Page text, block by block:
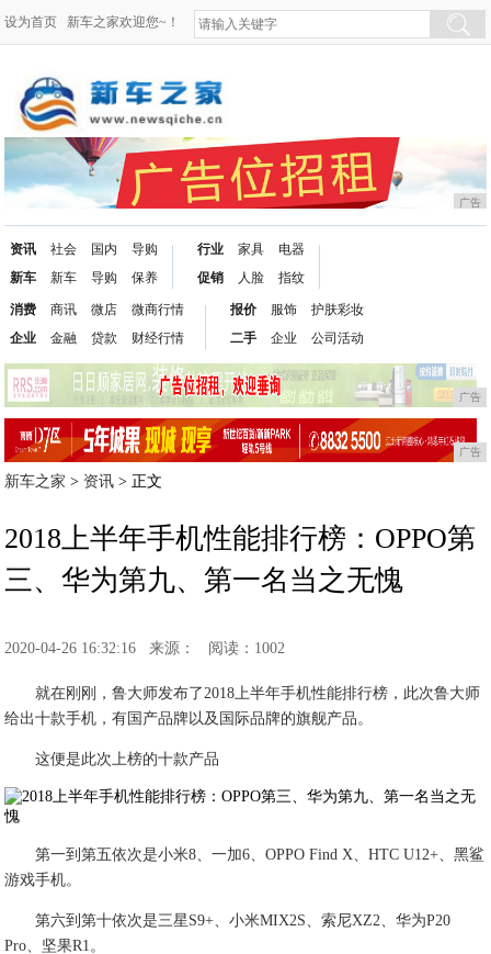
设为首页 新车之家欢迎您~！
广告
资讯
新车
社会
新车
国内
导购
导购
保养
行业
促销
家具
人脸
电器
指纹
消费
企业
商讯
金融
微店
贷款
微商行情
财经行情
报价
二手
服饰
企业
护肤彩妆
公司活动
广告
广告
新车之家 > 资讯 > 正文
2018上半年手机性能排行榜：OPPO第
三、华为第九、第一名当之无愧
2020-04-26 16:32:16 来源： 阅读：1002
就在刚刚，鲁大师发布了2018上半年手机性能排行榜，此次鲁大师
给出十款手机，有国产品牌以及国际品牌的旗舰产品。
这便是此次上榜的十款产品
第一到第五依次是小米8、一加6、OPPO Find X、HTC U12+、黑鲨
游戏手机。
第六到第十依次是三星S9+、小米MIX2S、索尼XZ2、华为P20
Pro、坚果R1。